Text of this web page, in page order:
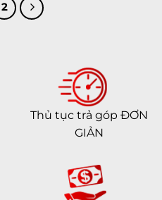
2
Thủ tục trả góp ĐƠN
GIẢN